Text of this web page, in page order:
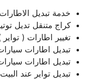
خدمة تبديل
كراج متنقل تديل
تغيير اطارات (
تبديل اطارات
تبديل اطارات
تبديل تواير عند